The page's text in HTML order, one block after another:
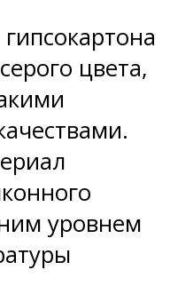
цвета,
уровнем